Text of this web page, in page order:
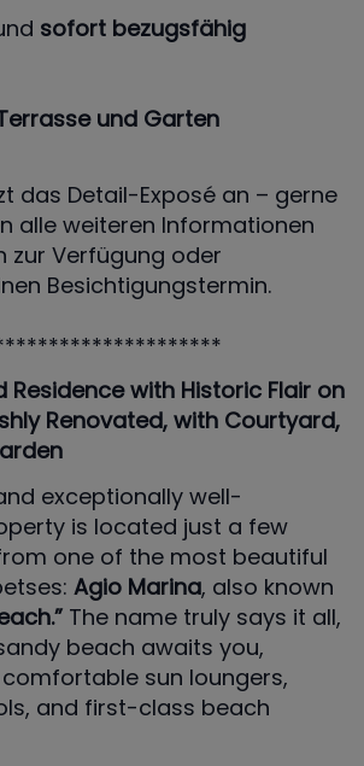
sofort bezugsfähig
und Garten
das Detail-Exposé an – gerne
alle weiteren Informationen
zur Verfügung oder
Besichtigungstermin.
Residence with Historic Flair on
Renovated, with Courtyard,
exceptionally well-
is located just a few
one of the most beautiful
Agio Marina, also known
The name truly says it all,
beach awaits you,
sun loungers,
and first-class beach